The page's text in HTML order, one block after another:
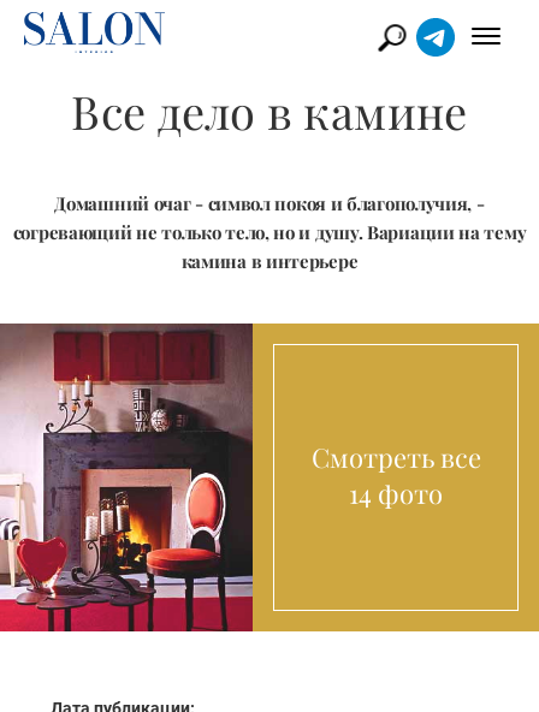
Все дело в камине
Домашний очаг - символ покоя и благополучия, -
согревающий не только тело, но и душу. Вариации на тему
камина в интерьере
Смотреть все
14 фото